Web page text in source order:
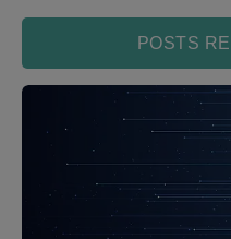
POSTS